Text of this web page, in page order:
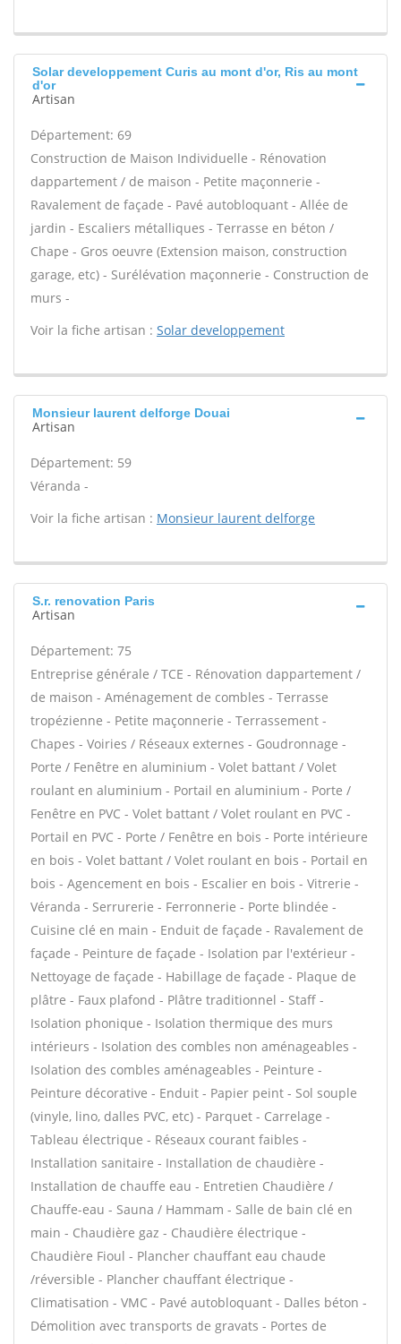
Solar developpement Curis au mont d'or, Ris au mont
d'or
Artisan
Département: 69
Construction de Maison Individuelle - Rénovation
dappartement / de maison - Petite maçonnerie -
Ravalement de façade - Pavé autobloquant - Allée de
jardin - Escaliers métalliques - Terrasse en béton /
Chape - Gros oeuvre (Extension maison, construction
garage, etc) - Surélévation maçonnerie - Construction de
murs -
Voir la fiche artisan : Solar developpement
Monsieur laurent delforge Douai
Artisan
Département: 59
Véranda -
Voir la fiche artisan : Monsieur laurent delforge
S.r. renovation Paris
Artisan
Département: 75
Entreprise générale / TCE - Rénovation dappartement /
de maison - Aménagement de combles - Terrasse
tropézienne - Petite maçonnerie - Terrassement -
Chapes - Voiries / Réseaux externes - Goudronnage -
Porte / Fenêtre en aluminium - Volet battant / Volet
roulant en aluminium - Portail en aluminium - Porte /
Fenêtre en PVC - Volet battant / Volet roulant en PVC -
Portail en PVC - Porte / Fenêtre en bois - Porte intérieure
en bois - Volet battant / Volet roulant en bois - Portail en
bois - Agencement en bois - Escalier en bois - Vitrerie -
Véranda - Serrurerie - Ferronnerie - Porte blindée -
Cuisine clé en main - Enduit de façade - Ravalement de
façade - Peinture de façade - Isolation par l'extérieur -
Nettoyage de façade - Habillage de façade - Plaque de
plâtre - Faux plafond - Plâtre traditionnel - Staff -
Isolation phonique - Isolation thermique des murs
intérieurs - Isolation des combles non aménageables -
Isolation des combles aménageables - Peinture -
Peinture décorative - Enduit - Papier peint - Sol souple
(vinyle, lino, dalles PVC, etc) - Parquet - Carrelage -
Tableau électrique - Réseaux courant faibles -
Installation sanitaire - Installation de chaudière -
Installation de chauffe eau - Entretien Chaudière /
Chauffe-eau - Sauna / Hammam - Salle de bain clé en
main - Chaudière gaz - Chaudière électrique -
Chaudière Fioul - Plancher chauffant eau chaude
/réversible - Plancher chauffant électrique -
Climatisation - VMC - Pavé autobloquant - Dalles béton -
Démolition avec transports de gravats - Portes de